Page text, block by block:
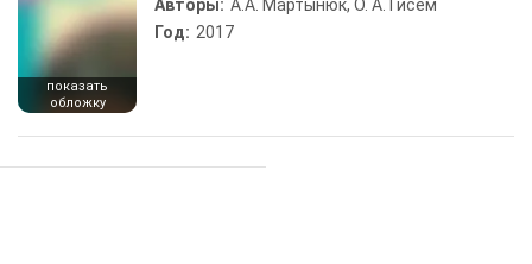
показать
обложку
Авторы: А.А. Мартынюк, О. А. Гисем
Год: 2017